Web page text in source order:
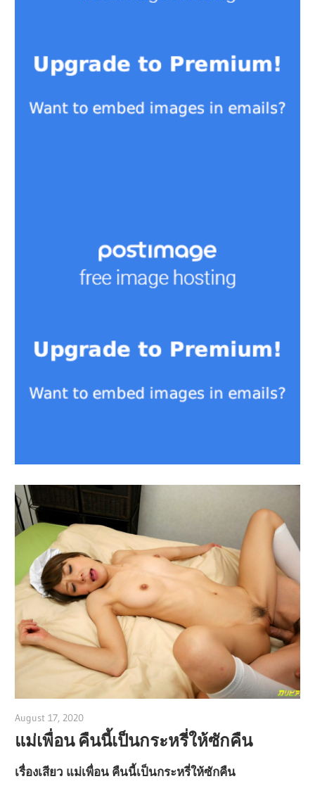
August 17, 2020
แม่เพื่อน คืนนี้เป็นกระหรี่ให้ซักคืน
เรื่องเสียว แม่เพื่อน คืนนี้เป็นกระหรี่ให้ซักคืน